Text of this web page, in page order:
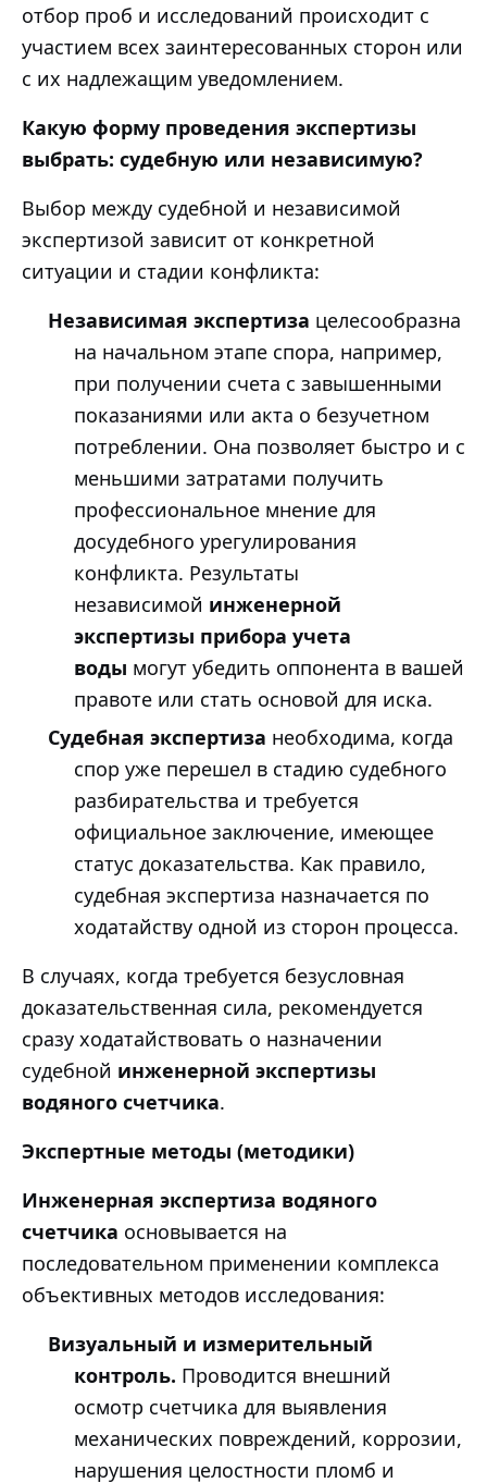
отбор проб и исследований происходит с
участием всех заинтересованных сторон или
с их надлежащим уведомлением.
Какую форму проведения экспертизы
выбрать: судебную или независимую?
Выбор между судебной и независимой
экспертизой зависит от конкретной
ситуации и стадии конфликта:
Независимая экспертиза целесообразна
на начальном этапе спора, например,
при получении счета с завышенными
показаниями или акта о безучетном
потреблении. Она позволяет быстро и с
меньшими затратами получить
профессиональное мнение для
досудебного урегулирования
конфликта. Результаты
независимой инженерной
экспертизы прибора учета
воды могут убедить оппонента в вашей
правоте или стать основой для иска.
Судебная экспертиза необходима, когда
спор уже перешел в стадию судебного
разбирательства и требуется
официальное заключение, имеющее
статус доказательства. Как правило,
судебная экспертиза назначается по
ходатайству одной из сторон процесса.
В случаях, когда требуется безусловная
доказательственная сила, рекомендуется
сразу ходатайствовать о назначении
судебной инженерной экспертизы
водяного счетчика.
Экспертные методы (методики)
Инженерная экспертиза водяного
счетчика основывается на
последовательном применении комплекса
объективных методов исследования:
Визуальный и измерительный
контроль. Проводится внешний
осмотр счетчика для выявления
механических повреждений, коррозии,
нарушения целостности пломб и